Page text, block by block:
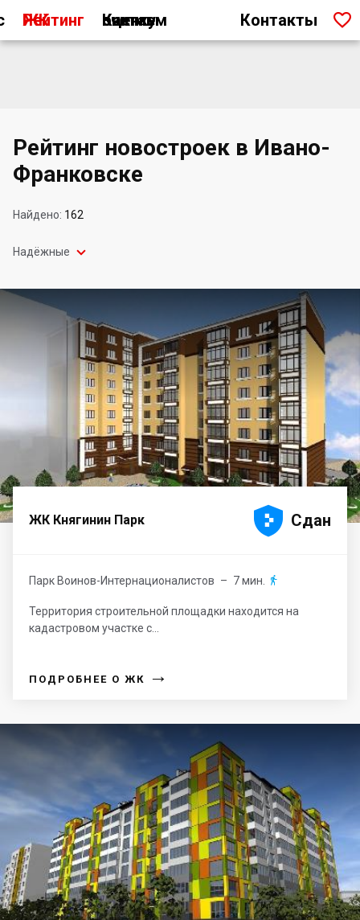
Рейтинг ЖК Как мы считаем оценку Контакты 
Рейтинг новостроек в Ивано-
Франковске
Найдено: 162
Надёжные 
ЖК Княгинин Парк 



 Сдан
Парк Воинов-Интернационалистов – 7 мин. 
Территория строительной площадки находится на
кадастровом участке с...
ПОДРОБНЕЕ О ЖК →